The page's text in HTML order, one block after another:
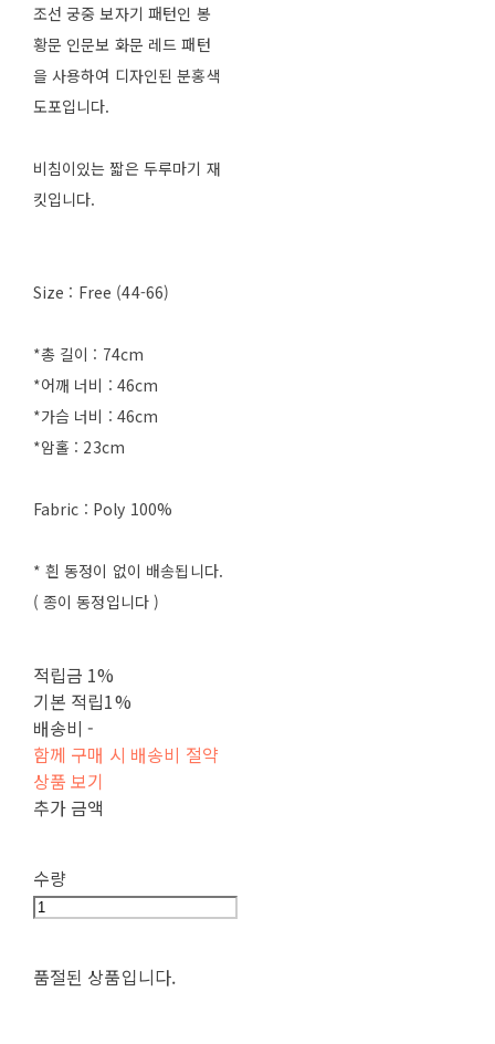
조선 궁중 보자기 패턴인 봉
황문 인문보 화문 레드 패턴
을 사용하여 디자인된 분홍색
도포입니다.
비침이있는 짧은 두루마기 재
킷입니다.
Size : Free (44-66)
*총 길이 : 74cm
*어깨 너비 : 46cm
*가슴 너비 : 46cm
*암홀 : 23cm
Fabric : Poly 100%
* 흰 동정이 없이 배송됩니다.
( 종이 동정입니다 )
적립금 1%
기본 적립1%
배송비-
함께 구매 시 배송비 절약
상품 보기
추가 금액
수량
품절된 상품입니다.